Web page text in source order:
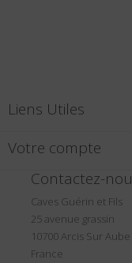
Liens Utiles
Votre compte
Contactez-
Caves Guérin et Fils
25 avenue grassin
10700 Arcis Sur Aube
France